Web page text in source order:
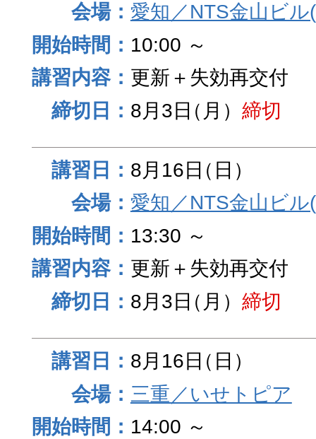
愛知／NTS金山ビ
10:00 ～
更新＋失効再交付
8月3日（月） 締切
8月16日（日）
愛知／NTS金山ビ
13:30 ～
更新＋失効再交付
8月3日（月） 締切
8月16日（日）
三重／いせトピア
14:00 ～